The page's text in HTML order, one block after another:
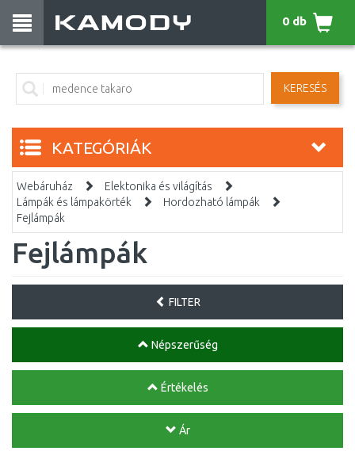
KERESÉS
0 db
KATEGÓRIÁK
Webáruház
Elektonika és világítás
Lámpák és lámpakörték
Hordozható lámpák
Fejlámpák
Fejlámpák
FILTER
Népszerűség
Értékelés
Ár